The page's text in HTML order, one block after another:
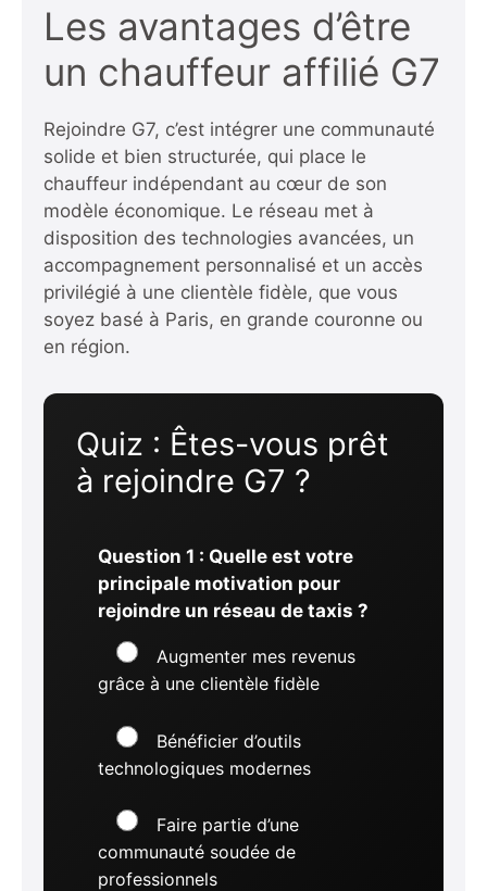
Les avantages d’être
un chauffeur affilié G7
Rejoindre G7, c’est intégrer une communauté
solide et bien structurée, qui place le
chauffeur indépendant au cœur de son
modèle économique. Le réseau met à
disposition des technologies avancées, un
accompagnement personnalisé et un accès
privilégié à une clientèle fidèle, que vous
soyez basé à Paris, en grande couronne ou
en région.
Quiz : Êtes-vous prêt
à rejoindre G7 ?
Question 1 : Quelle est votre
principale motivation pour
rejoindre un réseau de taxis ?
Augmenter mes revenus
grâce à une clientèle fidèle
Bénéficier d’outils
technologiques modernes
Faire partie d’une
communauté soudée de
professionnels